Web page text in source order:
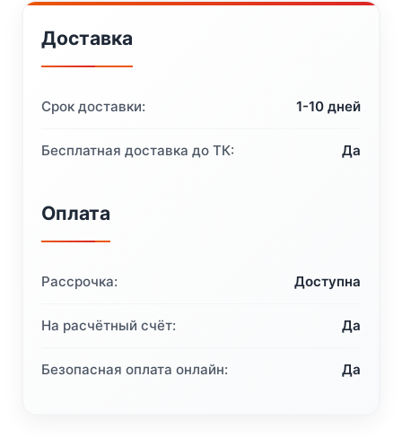
цена
989
цена:
582 ₽.
Доставка
Срок доставки: 1-10 дней
Бесплатная доставка до ТК: Да
Оплата
Рассрочка: Доступна
На расчётный счёт: Да
Безопасная оплата онлайн: Да